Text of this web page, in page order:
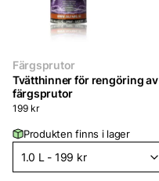
Färgsprutor
Tvätthinner för rengöring av
färgsprutor
199 kr
Produkten finns i lager